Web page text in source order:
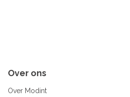
Over ons
Over Modint